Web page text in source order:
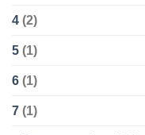
4 (2)
5 (1)
6 (1)
7 (1)